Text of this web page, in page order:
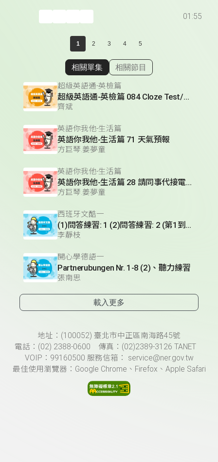
01:55
1 2 3 4 5
顯示相關單集
相關單集 相關節目
超級英語通-英檢篇
超級英語通-英檢篇 084 Cloze Test/段落填空-14
齊斌
英語你我他-生活篇
英語你我他-生活篇 71 天氣預報
方巨琴.姜夢童
英語你我他-生活篇
英語你我他-生活篇 28 請同事代接電話(1)
方巨琴.姜夢童
西班牙文酷一
(1)問答練習: 1 (2)問答練習: 2 (第1到3題) (3)實用短句單元 (Hablando en plata)- 火車篇 (II)
李靜枝
開心學德語一
Partnerubungen Nr. 1-8 (2)、聽力練習
張南思
載入更多
頁尾資訊地址：(100052) 臺北市中正區南海路45號
電話：(02) 2388-0600 傳真：(02)2389-3126 TANET
VOIP：99160500 服務信箱： service@ner.gov.tw
最佳使用瀏覽器：Google Chrome、Firefox、Apple Safari